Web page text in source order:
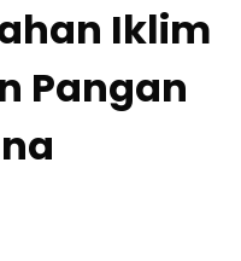
Iklim
Pangan